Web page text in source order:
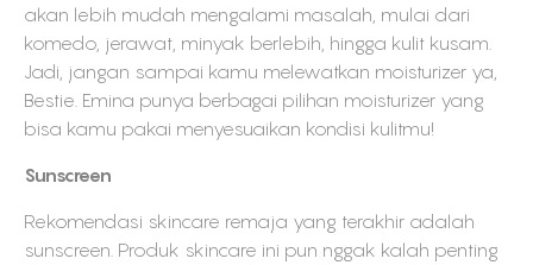
akan lebih mudah mengalami masalah, mulai dari
komedo, jerawat, minyak berlebih, hingga kulit kusam.
Jadi, jangan sampai kamu melewatkan moisturizer ya,
Bestie. Emina punya berbagai pilihan moisturizer yang
bisa kamu pakai menyesuaikan kondisi kulitmu!
Sunscreen
Rekomendasi skincare remaja yang terakhir adalah
sunscreen. Produk skincare ini pun nggak kalah penting